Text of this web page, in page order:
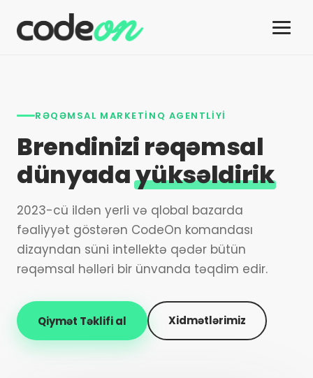
RƏQƏMSAL MARKETINQ AGENTLIYI
Brendinizi rəqəmsal
dünyadayüksəldirik
2023-cü ildən yerli və qlobal bazarda
fəaliyyət göstərən CodeOn komandası
dizayndan süni intellektə qədər bütün
rəqəmsal həlləri bir ünvanda təqdim edir.
Qiymət Təklifi al Xidmətlərimiz